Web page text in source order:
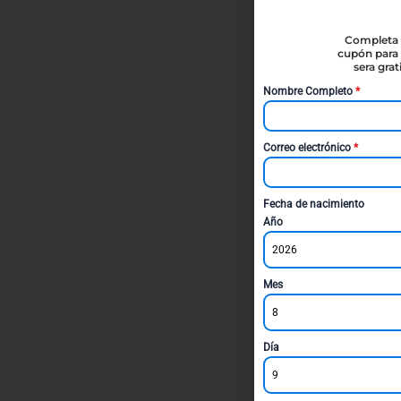
Completa
cupón para
sera
Nombre Completo *
Correo electrónico *
Fecha de nacimiento
Año
2026
Mes
8
Día
9